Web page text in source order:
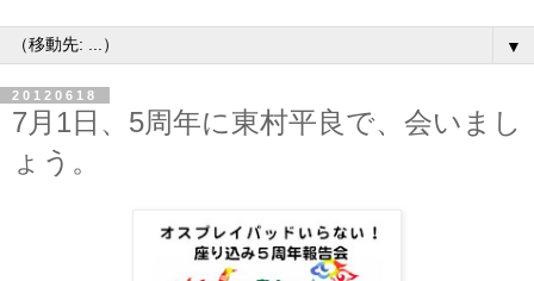
▼
20120618
7月1日、5周年に東村平良で、会いまし
ょう。